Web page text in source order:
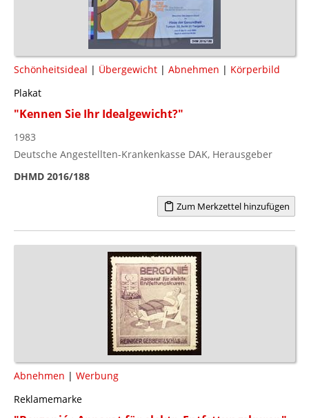
Schönheitsideal | Übergewicht | Abnehmen | Körperbild
Plakat
"Kennen Sie Ihr Idealgewicht?"
1983
Deutsche Angestellten-Krankenkasse DAK, Herausgeber
DHMD 2016/188
Zum Merkzettel hinzufügen
Abnehmen | Werbung
Reklamemarke